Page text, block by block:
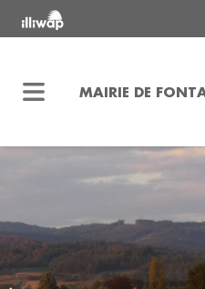
MAIRIE DE